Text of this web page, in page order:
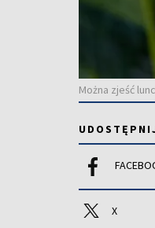
Można zjeść
X